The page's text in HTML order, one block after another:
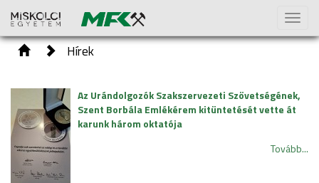
Toggle
Hírek
Az Urándolgozók Szakszervezeti Szövetségének,
Szent Borbála Emlékérem kitüntetését vette át
karunk három oktatója
Tovább...